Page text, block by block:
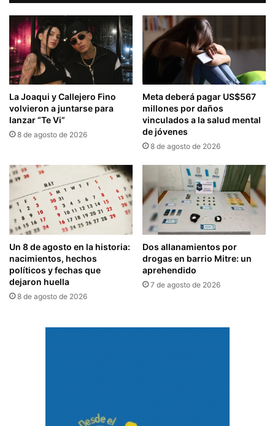
La Joaqui y Callejero Fino
volvieron a juntarse para
lanzar “Te Vi”
8 de agosto de 2026
Meta deberá pagar US$567
millones por daños
vinculados a la salud mental
de jóvenes
8 de agosto de 2026
Un 8 de agosto en la historia:
nacimientos, hechos
políticos y fechas que
dejaron huella
8 de agosto de 2026
Dos allanamientos por
drogas en barrio Mitre: un
aprehendido
7 de agosto de 2026